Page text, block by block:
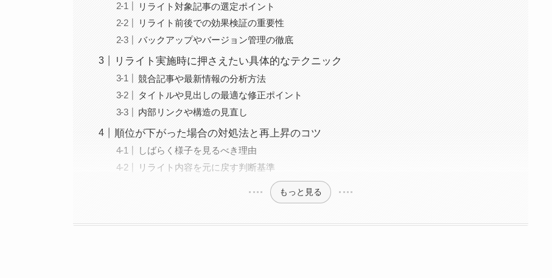
リライト対象記事の選定ポイント
リライト前後での効果検証の重要性
バックアップやバージョン管理の徹底
リライト実施時に押さえたい具体的なテクニック
競合記事や最新情報の分析方法
タイトルや見出しの最適な修正ポイント
内部リンクや構造の見直し
順位が下がった場合の対処法と再上昇のコツ
しばらく様子を見るべき理由
リライト内容を元に戻す判断基準
もっと見る